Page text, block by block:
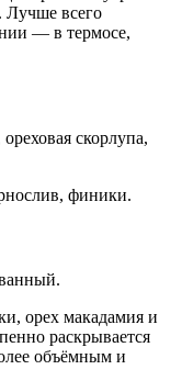
Лучше всего
— в термосе,
скорлупа,
финики.
орех макадамия и
раскрывается
объёмным и